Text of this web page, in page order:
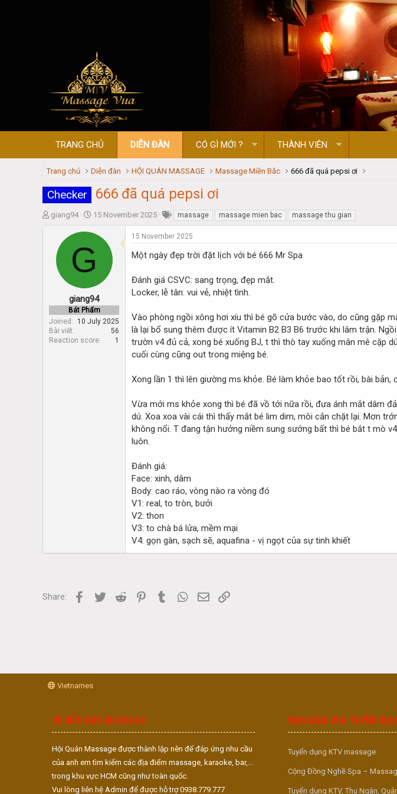
TRANG CHỦ DIỄN ĐÀN CÓ GÌ MỚI ? THÀNH VIÊN
Trang chủ Diễn đàn HỘI QUÁN MASSAGE Massage Miền Bắc 666 đã quá pepsi ơi
Checker 666 đã quá pepsi ơi
T
t
e
r
giang94
S
a
t
d
t
e
15 November 2025 massage massage mien bac massage thu gian
G
giang94
Bát Phẩm
Joined
10 July 2025
Bài viết
56
Reaction score
1
15 November 2025
Một ngày đẹp trời đặt lịch với bé 666 Mr Spa
Đánh giá CSVC: sang trọng, đẹp mắt.
Locker, lễ tân: vui vẻ, nhiệt tình.
Vào phòng ngồi xông hơi xíu thì bé gõ cửa bước vào, do cũng gặp
là lại bổ sung thêm được ít Vitamin B2 B3 B6 trước khi lâm trận.
trườn v4 đủ cả, xong bé xuống BJ, t thì thò tay xuống mân mê cặp
cuối cùng cũng out trong miệng bé.
Xong lần 1 thì lên giường ms khỏe. Bé làm khỏe bao tốt rồi, bài bản,
Vừa mới ms khỏe xong thì bé đã vồ tới nữa rồi, đưa ánh mắt dâm
dú. Xoa xoa vài cái thì thấy mắt bé lim dim, môi cắn chặt lại. Mơn
không nổi. T đang tận hưởng niềm sung sướng bất thì bé bắt t mò
luôn.
Đánh giá:
Face: xinh, dâm
Body: cao ráo, vòng nào ra vòng đó
V1: real, to tròn, bưởi
V2: thon
V3: to chà bá lửa, mềm mại
V4: gọn gàn, sạch sẽ, aquafina - vị ngọt của sự tinh khiết
Share: Facebook
Twitter Reddit PinterestTumblr WhatsApp
Email
Vietnames
VỀ DIỄN ĐÀN MASSAGE
Hội Quán Massage được thành lập nên để đáp ứng nhu cầu
của anh em tìm kiếm các địa điểm massage, karaoke, bar,...
trong khu vực HCM cũng như toàn quốc.
Vui lòng liên hệ Admin để được hỗ trợ 0938.779.777
MASSAGE VUA TUYỂN
Tuyển dụng KTV massage
Cộng Đồng Nghề Spa –
Tuyển dụng KTV, Thu Ngân,